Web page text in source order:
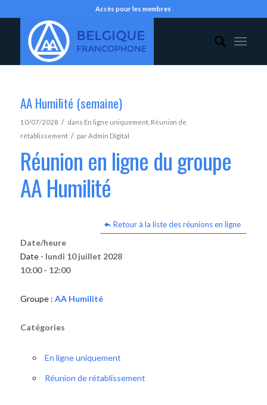
Accès pour les membres
AA Humilité (semaine)
10/07/2028 / dans En ligne uniquement, Réunion de
rétablissement / parAdmin Digital
Réunion en ligne du groupe
AA Humilité
Retour à la liste des réunions en ligne
Date/heure
Date - lundi 10 juillet 2028
10:00 - 12:00
Groupe : AA Humilité
Catégories
En ligne uniquement
Réunion de rétablissement